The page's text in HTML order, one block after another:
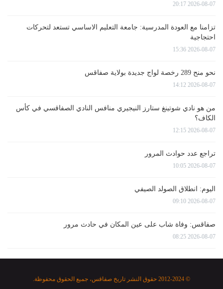
2026-08-07 20:17
تزامنا مع العودة المدرسية: جامعة التعليم الاساسي تستعد لتحركات
احتجاجية
2026-08-07 15:36
نحو منح 289 رخصة لواج جديدة بولاية صفاقس
2026-08-07 14:12
من هو نادي شوتينغ ستارز النيجيري منافس النادي الصفاقسي في كأس
الكاف؟
2026-08-07 12:15
تراجع عدد حوادث المرور
2026-08-07 10:05
اليوم: انطلاق الصولد الصيفي
2026-08-07 09:10
صفاقس: وفاة شاب على عين المكان في حادث مرور
2026-08-07 08:25
© 2012-2024 حقوق النشر تاريخ صفاقس، جميع الحقوق محفوظة.